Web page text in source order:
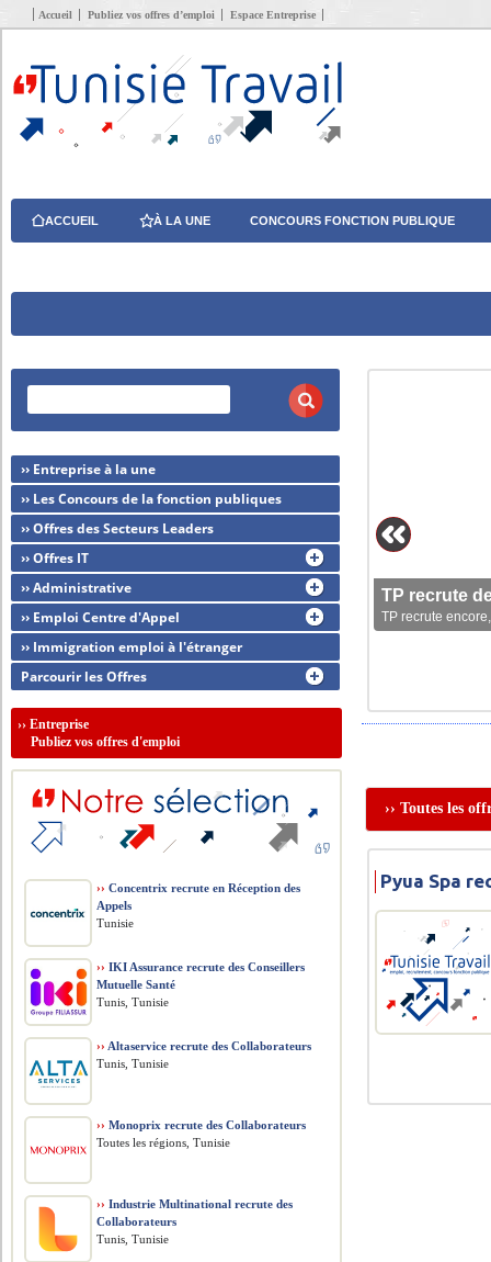
Accueil Publiez vos offres d’emploi Espace Entreprise
ACCUEIL À LA UNE CONCOURS FONCTION PUBLIQUE
TP recrute
TP recrute
›› Toutes les
Pyua Spa
›› Entreprise à la une
›› Les Concours de la fonction publiques
›› Offres des Secteurs Leaders
›› Offres IT
›› Administrative
›› Emploi Centre d'Appel
›› Immigration emploi à l'étranger
Parcourir les Offres
››Entreprise
Publiez vos offres d'emploi
›› Concentrix recrute en Réception des
Appels
Tunisie
›› IKI Assurance recrute des Conseillers
Mutuelle Santé
Tunis, Tunisie
›› Altaservice recrute des Collaborateurs
Tunis, Tunisie
›› Monoprix recrute des Collaborateurs
Toutes les régions, Tunisie
›› Industrie Multinational recrute des
Collaborateurs
Tunis, Tunisie